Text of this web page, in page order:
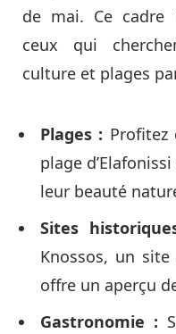
de mai. Ce
ceux qui
culture et plages
Plages : Profitez
plage
leur beauté
Sites
Knossos, un
offre un aperçu
Gastronomie :